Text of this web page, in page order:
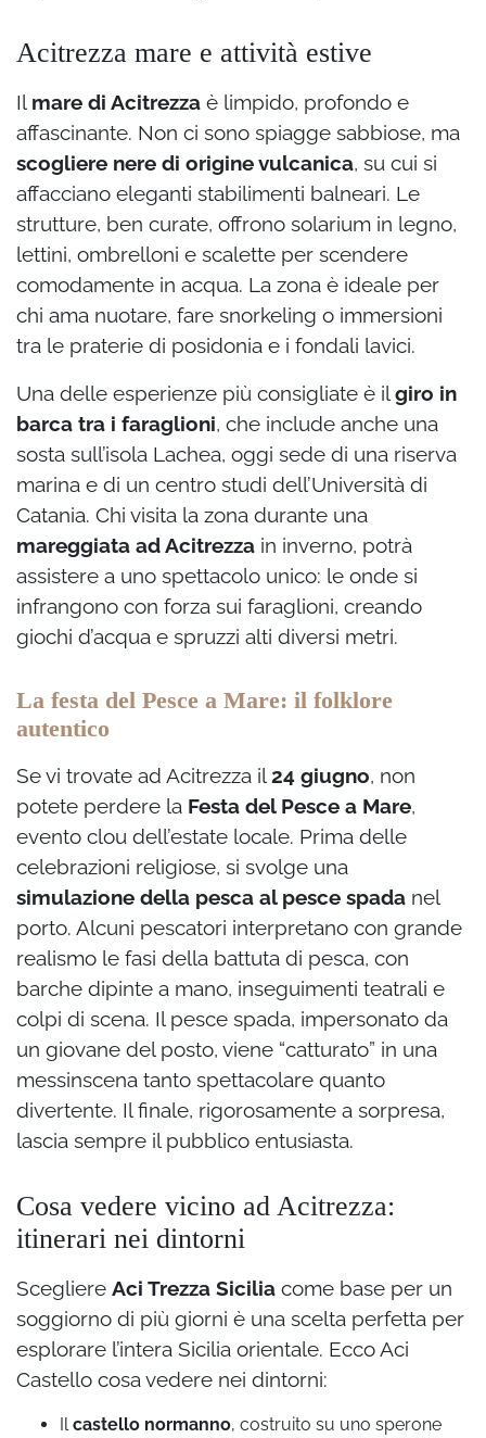
Acitrezza mare e attività estive
Il mare di Acitrezza è limpido, profondo e
affascinante. Non ci sono spiagge sabbiose, ma
scogliere nere di origine vulcanica, su cui si
affacciano eleganti stabilimenti balneari. Le
strutture, ben curate, offrono solarium in legno,
lettini, ombrelloni e scalette per scendere
comodamente in acqua. La zona è ideale per
chi ama nuotare, fare snorkeling o immersioni
tra le praterie di posidonia e i fondali lavici.
Una delle esperienze più consigliate è ilgiro in
barca tra i faraglioni, che include anche una
sosta sull’isola Lachea, oggi sede di una riserva
marina e di un centro studi dell’Università di
Catania. Chi visita la zona durante una
mareggiata ad Acitrezza in inverno, potrà
assistere a uno spettacolo unico: le onde si
infrangono con forza sui faraglioni, creando
giochi d’acqua e spruzzi alti diversi metri.
La festa del Pesce a Mare: il folklore
autentico
Se vi trovate ad Acitrezza il24 giugno, non
potete perdere la Festa del Pesce a Mare,
evento clou dell’estate locale. Prima delle
celebrazioni religiose, si svolge una
simulazione della pesca al pesce spada nel
porto. Alcuni pescatori interpretano con grande
realismo le fasi della battuta di pesca, con
barche dipinte a mano, inseguimenti teatrali e
colpi di scena. Il pesce spada, impersonato da
un giovane del posto, viene “catturato” in una
messinscena tanto spettacolare quanto
divertente. Il finale, rigorosamente a sorpresa,
lascia sempre il pubblico entusiasta.
Cosa vedere vicino ad Acitrezza:
itinerari nei dintorni
Scegliere Aci Trezza Sicilia come base per un
soggiorno di più giorni è una scelta perfetta per
esplorare l’intera Sicilia orientale. Ecco Aci
Castello cosa vedere nei dintorni:
Ilcastello normanno, costruito su uno sperone